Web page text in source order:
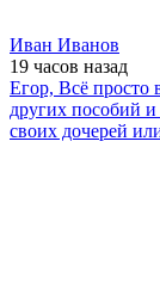
Иван Иванов
19 часов назад
Егор, Всё просто
других пособий
своих дочерей